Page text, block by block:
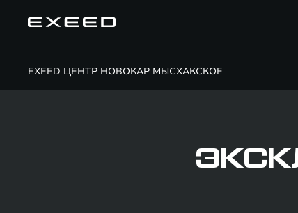
EXEED ЦЕНТР НОВОКАР МЫСХАКСКОЕ